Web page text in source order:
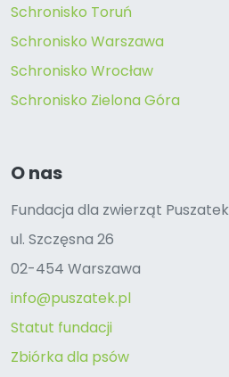
Schronisko Toruń
Schronisko Warszawa
Schronisko Wrocław
Schronisko Zielona Góra
O nas
Fundacja dla zwierząt Puszatek
ul. Szczęsna 26
02-454 Warszawa
info@puszatek.pl
Statut fundacji
Zbiórka dla psów